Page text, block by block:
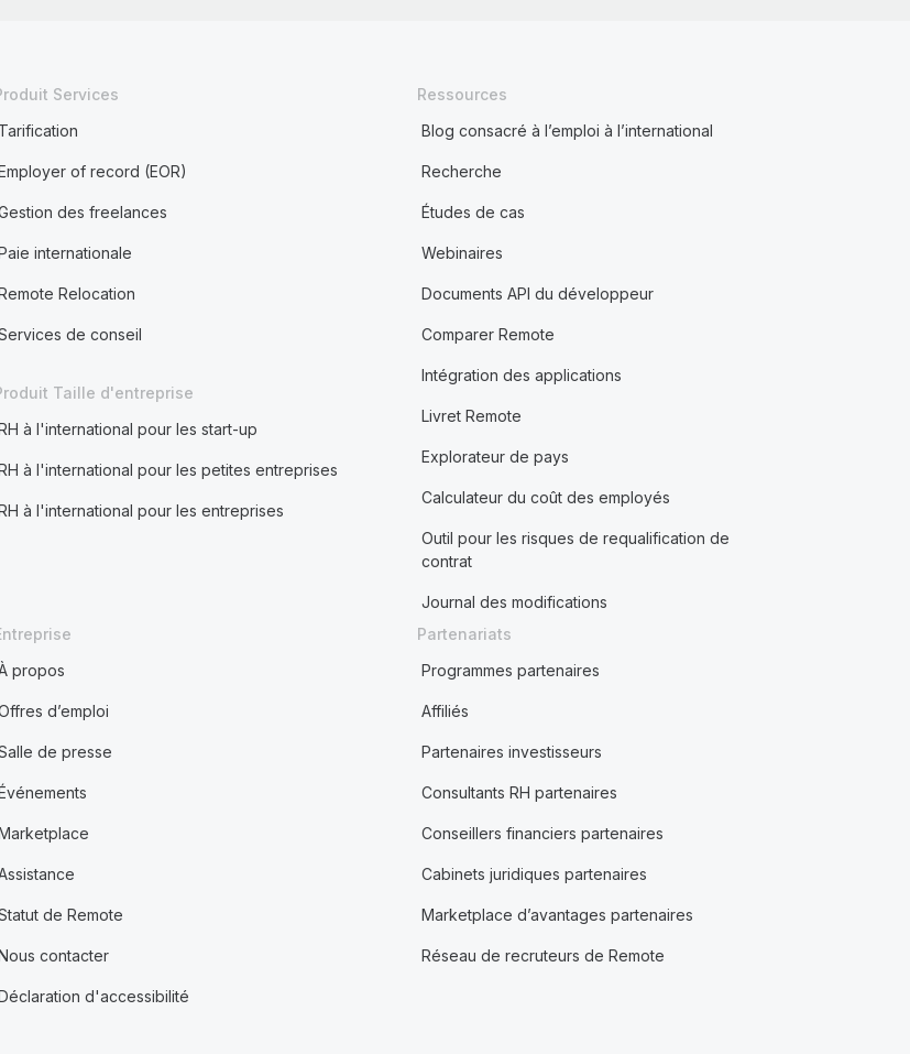
Services
Tarification
of record (EOR)
des freelances
internationale
Relocation
de conseil
Taille d'entreprise
à l'international pour les start-up
à l'international pour les petites entreprises
à l'international pour les entreprises
Ressources
Blog consacré à l’emploi à l’international
Recherche
Études de cas
Webinaires
Documents API du développeur
Comparer Remote
Intégration des applications
Livret Remote
Explorateur de pays
Calculateur du coût des employés
Outil pour les risques de requalification de
contrat
Journal des modifications
propos
d’emploi
de presse
de Remote
contacter
d'accessibilité
Partenariats
Programmes partenaires
Affiliés
Partenaires investisseurs
Consultants RH partenaires
Conseillers financiers partenaires
Cabinets juridiques partenaires
Marketplace d’avantages partenaires
Réseau de recruteurs de Remote